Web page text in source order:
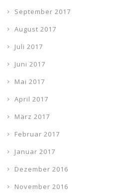
September 2017
August 2017
Juli 2017
Juni 2017
Mai 2017
April 2017
März 2017
Februar 2017
Januar 2017
Dezember 2016
November 2016